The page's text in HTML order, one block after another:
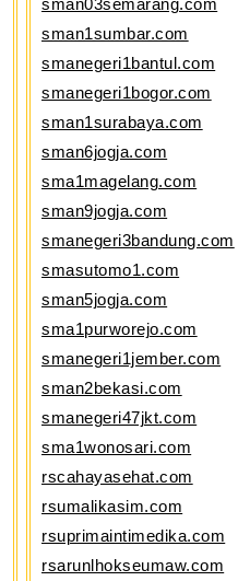
sman03semarang.com
sman1sumbar.com
smanegeri1bantul.com
smanegeri1bogor.com
sman1surabaya.com
sman6jogja.com
sma1magelang.com
sman9jogja.com
smanegeri3bandung.com
smasutomo1.com
sman5jogja.com
sma1purworejo.com
smanegeri1jember.com
sman2bekasi.com
smanegeri47jkt.com
sma1wonosari.com
rscahayasehat.com
rsumalikasim.com
rsuprimaintimedika.com
rsarunlhokseumaw.com